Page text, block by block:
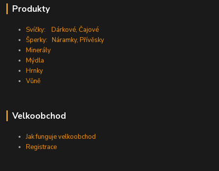
Produkty
Svíčky: Dárkové,Čajové
Šperky: Náramky,Přívěsky
Minerály
Mýdla
Hrnky
Vůně
Velkoobchod
Jak funguje velkoobchod
Registrace